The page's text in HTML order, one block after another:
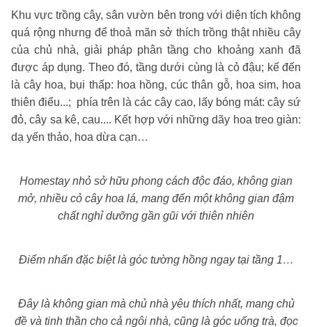
Khu vực trồng cây, sân vườn bên trong với diện tích không
quá rộng nhưng để thoả mãn sở thích trồng thật nhiều cây
của chủ nhà, giải pháp phân tầng cho khoảng xanh đã
được áp dụng. Theo đó, tầng dưới cùng là cỏ đậu; kế đến
là cây hoa, bụi thấp: hoa hồng, cúc thân gỗ, hoa sim, hoa
thiên điểu...; phía trên là các cây cao, lấy bóng mát: cây sứ
đỏ, cây sa kê, cau.... Kết hợp với những dãy hoa treo giàn:
dạ yến thảo, hoa dừa cạn…
Homestay nhỏ sở hữu phong cách độc đáo, không gian
mở, nhiều cỏ cây hoa lá, mang đến một không gian đậm
chất nghỉ dưỡng gần gũi với thiên nhiên
Điểm nhấn đặc biệt là góc tường hồng ngay tại tầng 1…
Đây là không gian mà chủ nhà yêu thích nhất, mang chủ
đề và tinh thần cho cả ngôi nhà, cũng là góc uống trà, đọc